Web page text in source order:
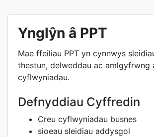
Ynglŷn â PPT
Mae ffeiliau PPT yn cynnwys
thestun, delweddau ac amlgyfrwng
cyflwyniadau.
Defnyddiau Cyffredin
Creu cyflwyniadau busnes
sioeau sleidiau addysgol